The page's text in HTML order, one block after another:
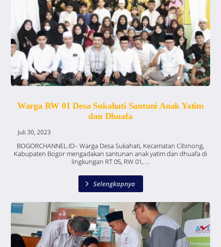
Warga RW 01 Desa Sukahati Santuni Anak Yatim
dan Dhuafa
Juli 30, 2023
BOGORCHANNEL.ID– Warga Desa Sukahati, Kecamatan Cibinong,
Kabupaten Bogor mengadakan santunan anak yatim dan dhuafa di
lingkungan RT 05, RW 01, ...
Selengkapnya